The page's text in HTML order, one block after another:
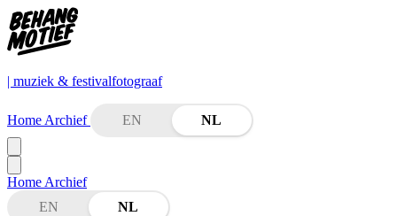
| muziek & festivalfotograaf
Home Archief EN NL
Home Archief
EN
NL